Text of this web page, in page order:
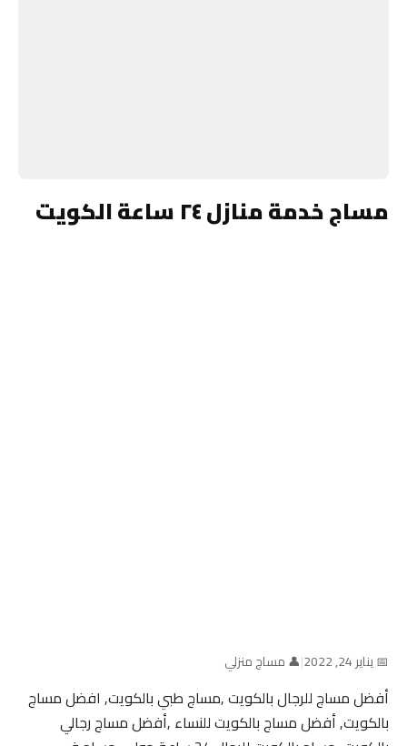
مساج خدمة منازل ٢٤ ساعة الكويت
📅 يناير 24, 2022 |👤 مساج منزلي
أفضل مساج للرجال بالكويت ,مساج طبي بالكويت, افضل مساج
بالكويت, أفضل مساج بالكويت للنساء ,أفضل مساج رجالي